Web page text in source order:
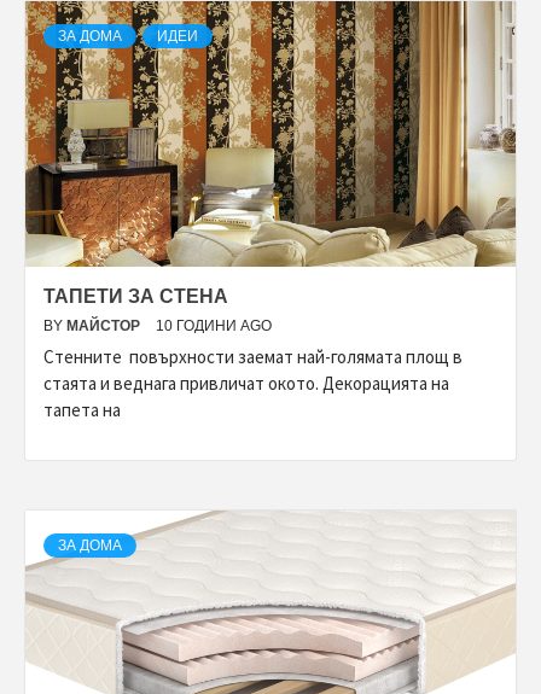
ЗА ДОМА ИДЕИ
ТАПЕТИ ЗА СТЕНА
BY МАЙСТОР 10 ГОДИНИ AGO
Стенните повърхности заемат най-голямата площ в
стаята и веднага привличат окото. Декорацията на
тапета на
ЗА ДОМА